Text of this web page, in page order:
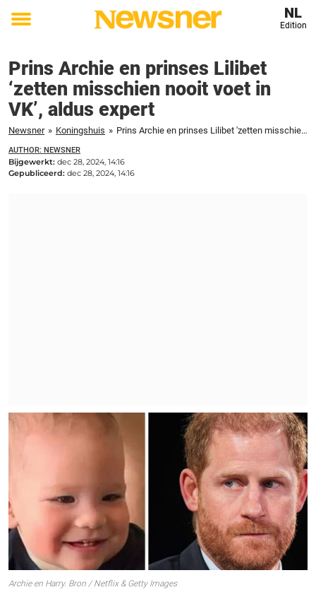
Toggle
NL
Edition
Prins Archie en prinses Lilibet
‘zetten misschien nooit voet in
VK’, aldus expert
Newsner » Koningshuis » Prins Archie en prinses Lilibet 'zetten misschien nooit voet in VK', aldus expert
AUTHOR: NEWSNER
Bijgewerkt: dec 28, 2024, 14:16
Gepubliceerd: dec 28, 2024, 14:16
Archie en Harry. Bron / Netflix & Getty Images